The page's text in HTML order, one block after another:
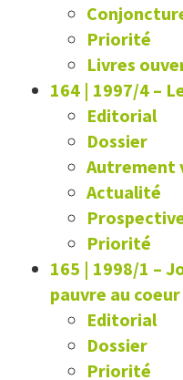
Priorité
Livres
164 | 1997/4 –
Editorial
Dossier
Autrement
Actualité
Priorité
165 | 1998/1 –
pauvre au
Editorial
Dossier
Priorité